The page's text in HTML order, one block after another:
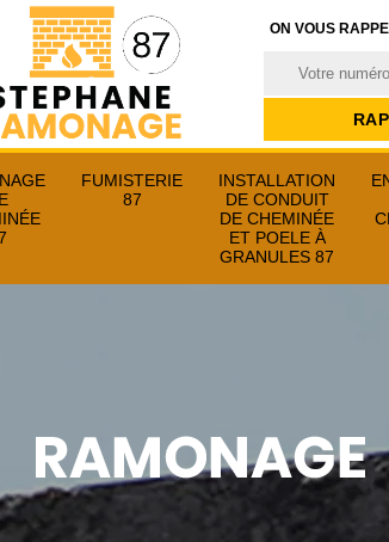
ON VOUS
FUMISTERIE
87
INSTALLATION
DE CONDUIT
DE CHEMINÉE
ET POELE À
GRANULES 87